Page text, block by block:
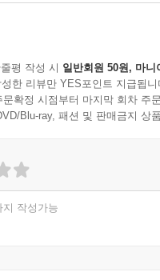
평 작성 시 일반회원 50원, 마니
한 리뷰만 YES포인트 지급됩니
확정 시점부터 마지막 회차 주
Blu-ray, 패션 및 판매금지 상
지 작성가능